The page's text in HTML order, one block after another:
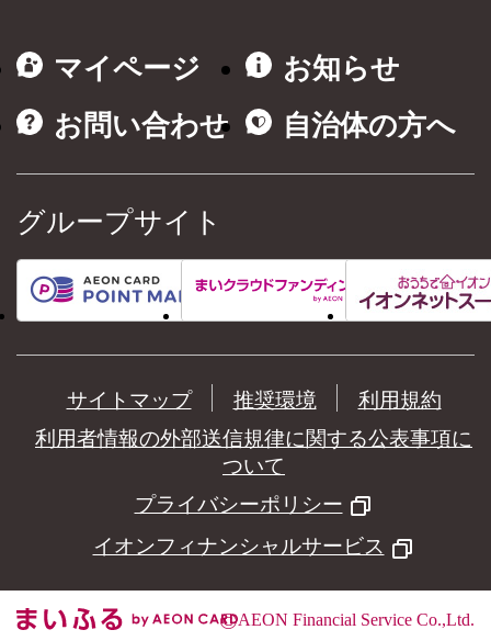
マイページ
お知らせ
お問い合わせ
自治体の方へ
グループサイト
サイトマップ 推奨環境
利用規約
利用者情報の外部送信規律に関する公表事項に
ついて
プライバシーポリシー
イオンフィナンシャルサービス
©AEON Financial Service Co.,Ltd.